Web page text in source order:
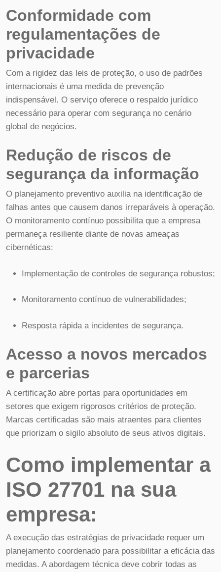
Conformidade com
regulamentações de
privacidade
Com a rigidez das leis de proteção, o uso de padrões
internacionais é uma medida de prevenção
indispensável. O serviço oferece o respaldo jurídico
necessário para operar com segurança no cenário
global de negócios.
Redução de riscos de
segurança da informação
O planejamento preventivo auxilia na identificação de
falhas antes que causem danos irreparáveis à operação.
O monitoramento contínuo possibilita que a empresa
permaneça resiliente diante de novas ameaças
cibernéticas:
Implementação de controles de segurança robustos;
Monitoramento contínuo de vulnerabilidades;
Resposta rápida a incidentes de segurança.
Acesso a novos mercados
e parcerias
A certificação abre portas para oportunidades em
setores que exigem rigorosos critérios de proteção.
Marcas certificadas são mais atraentes para clientes
que priorizam o sigilo absoluto de seus ativos digitais.
Como implementar a
ISO 27701 na sua
empresa:
A execução das estratégias de privacidade requer um
planejamento coordenado para possibilitar a eficácia das
medidas. A abordagem técnica deve cobrir todas as